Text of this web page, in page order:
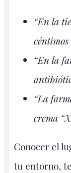
“En la
“En la
“La
crema
Conocer el
tu entorno,